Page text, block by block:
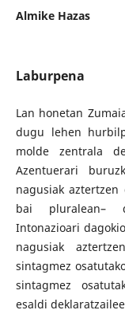
Almike Hazas
Laburpena
Lan honetan
dugu lehen
molde zentrala
Azentuerari
nagusiak
bai pluralean–
Intonazioari
nagusiak
sintagmez
sintagmez
esaldi